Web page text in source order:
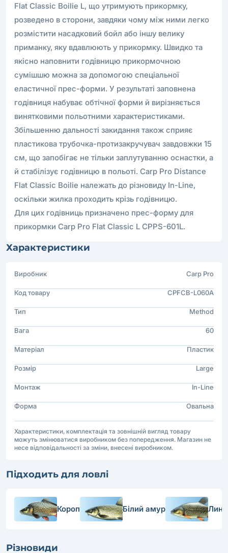
Flat Classic Boilie L, що утримують прикормку,
розведено в сторони, завдяки чому між ними легко
розмістити насадковий бойл або іншу велику
приманку, яку вдавлюють у прикормку. Швидко та
якісно наповнити годівницю прикормочною
сумішшю можна за допомогою спеціальної
еластичної прес-форми. У результаті заповнена
годівниця набуває обтічної форми й вирізняється
винятковими польотними характеристиками.
Збільшенню дальності закидання також сприяє
пластикова трубочка-протизакручувач завдовжки 15
см, що запобігає не тільки заплутуванню оснастки, а
й стабілізує годівницю в польоті. Carp Pro Distance
Flat Classic Boilie належать до різновиду In-Line,
оскільки жилка проходить крізь годівницю.
Для цих годівниць призначено прес-форму для
прикормки Carp Pro Flat Classic L CPPS-601L.
Характеристики
Виробник Carp Pro
Код товару CPFCB-L060A
Тип Method
Вага 60
Матеріал Пластик
Розмір Large
Монтаж In-Line
Форма Овальна
Характеристики, комплектація та зовнішній вигляд товару
можуть змінюватися виробником без попередження. Магазин не
несе відповідальності за зміни, внесені виробником.
Підходить для ловлі
Короп Білий амур Лин
Різновиди